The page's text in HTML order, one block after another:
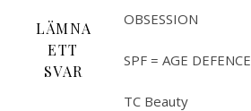
LÄMNA
ETT
SVAR
OBSESSION
SPF = AGE DEFENCE
TC Beauty